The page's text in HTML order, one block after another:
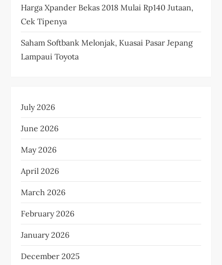
Harga Xpander Bekas 2018 Mulai Rp140 Jutaan,
Cek Tipenya
Saham Softbank Melonjak, Kuasai Pasar Jepang
Lampaui Toyota
July 2026
June 2026
May 2026
April 2026
March 2026
February 2026
January 2026
December 2025